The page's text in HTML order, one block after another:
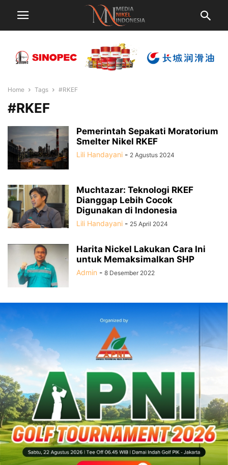
Home Tags #RKEF
#RKEF
Pemerintah Sepakati Moratorium
Smelter Nikel RKEF
Lili Handayani - 2 Agustus 2024
Muchtazar: Teknologi RKEF
Dianggap Lebih Cocok
Digunakan di Indonesia
Lili Handayani - 25 April 2024
Harita Nickel Lakukan Cara Ini
untuk Memaksimalkan SHP
Admin - 8 Desember 2022